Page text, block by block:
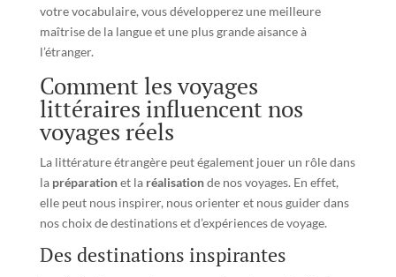
votre vocabulaire, vous développerez une meilleure
maîtrise de la langue et une plus grande aisance à
l’étranger.
Comment les voyages
littéraires influencent nos
voyages réels
La littérature étrangère peut également jouer un rôle dans
la préparationet la réalisationde nos voyages. En effet,
elle peut nous inspirer, nous orienter et nous guider dans
nos choix de destinations et d’expériences de voyage.
Des destinations inspirantes